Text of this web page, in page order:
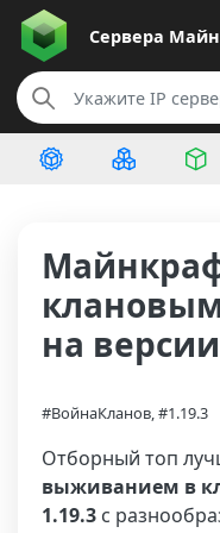
Сервера
на
#ВойнаКланов, #1.19.3
Отборный топ
выживанием в
1.19.3 с